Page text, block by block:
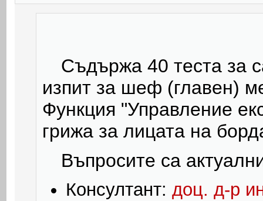
Съдържа 40 теста за
изпит зашеф (главен)
Функция "Управление
грижа за лицата на
Въпросите са
Консултант: доц. д-р